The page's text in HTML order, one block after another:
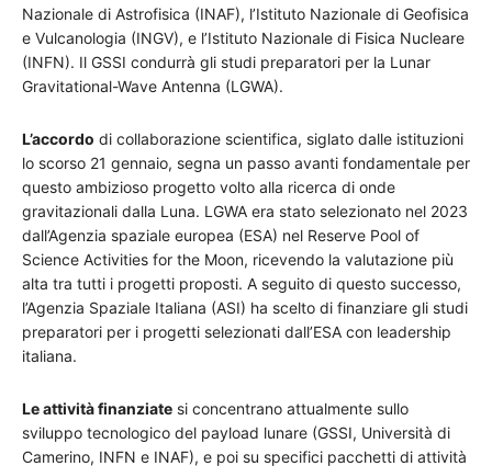
Nazionale di Astrofisica (INAF), l’Istituto Nazionale di Geofisica
e Vulcanologia (INGV), e l’Istituto Nazionale di Fisica Nucleare
(INFN). Il GSSI condurrà gli studi preparatori per la Lunar
Gravitational-Wave Antenna (LGWA).
L’accordo di collaborazione scientifica, siglato dalle istituzioni
lo scorso 21 gennaio, segna un passo avanti fondamentale per
questo ambizioso progetto volto alla ricerca di onde
gravitazionali dalla Luna. LGWA era stato selezionato nel 2023
dall’Agenzia spaziale europea (ESA) nel Reserve Pool of
Science Activities for the Moon, ricevendo la valutazione più
alta tra tutti i progetti proposti. A seguito di questo successo,
l’Agenzia Spaziale Italiana (ASI) ha scelto di finanziare gli studi
preparatori per i progetti selezionati dall’ESA con leadership
italiana.
Le attività finanziate si concentrano attualmente sullo
sviluppo tecnologico del payload lunare (GSSI, Università di
Camerino, INFN e INAF), e poi su specifici pacchetti di attività